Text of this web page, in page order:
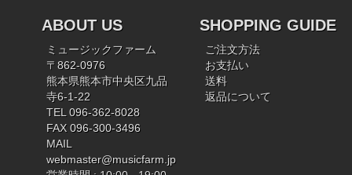
ABOUT US
ミュージックファーム
〒862-0976
熊本県熊本市中央区九品
寺6-1-22
TEL 096-362-8028
FAX 096-300-3496
MAIL
webmaster@musicfarm.jp
SHOPPING GUIDE
ご注文方法
お支払い
送料
返品について